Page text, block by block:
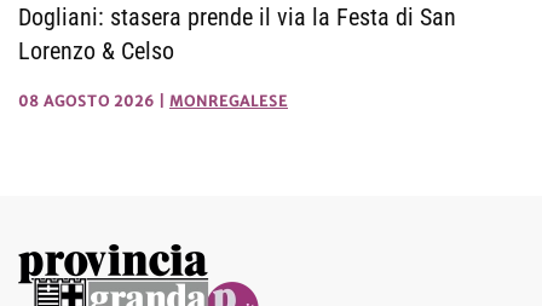
Dogliani: stasera prende il via la Festa di San
Lorenzo & Celso
08 AGOSTO 2026 MONREGALESE